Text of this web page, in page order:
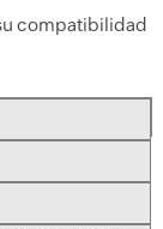
compatibilidad